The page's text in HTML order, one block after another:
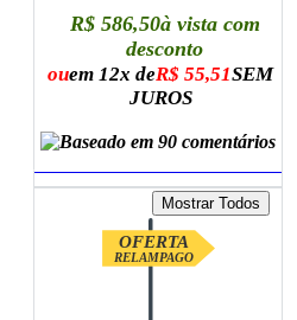
R$ 586,50à vista com
desconto
ouem 12x deR$ 55,51SEM
JUROS
OFERTA
RELAMPAGO